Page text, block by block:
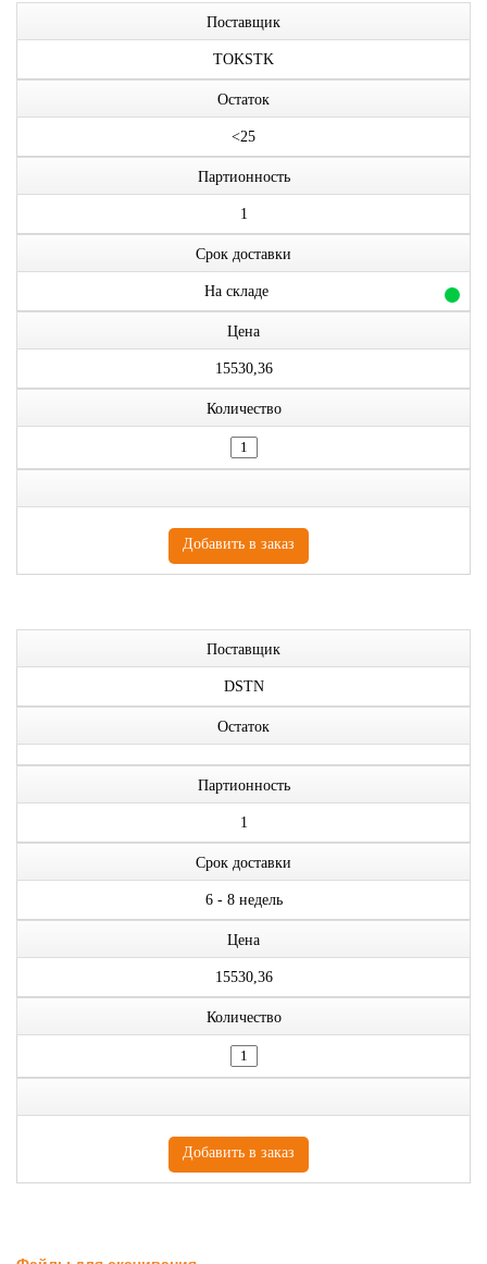
Поставщик
TOKSTK
Остаток
<25
Партионность
1
Срок доставки
На складе
Цена
15530,36
Количество
Поставщик
DSTN
Остаток
Партионность
1
Срок доставки
6 - 8 недель
Цена
15530,36
Количество